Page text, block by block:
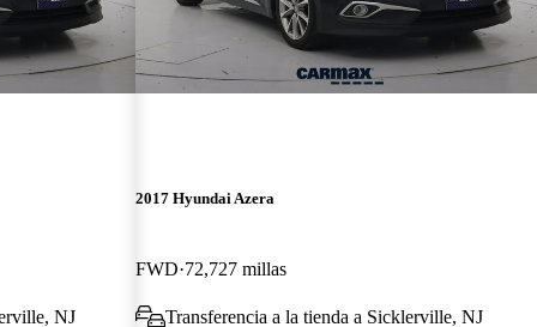
NJ
2017 Hyundai Azera
FWD 72,727 millas
Transferencia a la tienda a Sicklerville, NJ